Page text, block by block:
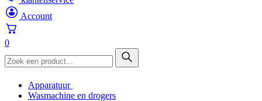
Account
0
Apparatuur
Wasmachine en drogers